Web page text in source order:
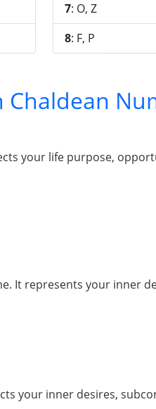
7: O, Z
8: F, P
Chaldean
your life purpose,
It represents your inner
your inner desires,